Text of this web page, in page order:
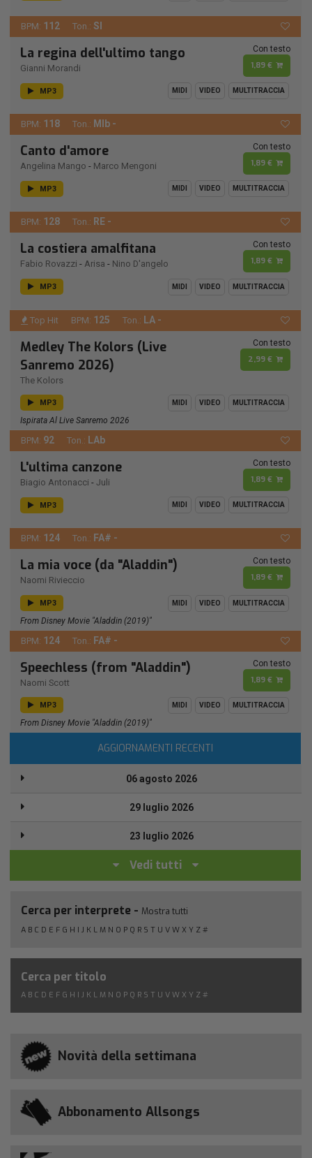
BPM: 112 Ton.: SI
La regina dell'ultimo tango
Gianni Morandi
Con testo
1,89 €
MP3 MIDI VIDEO MULTITRACCIA
BPM: 118 Ton.: MIb -
Canto d'amore
Angelina Mango - Marco Mengoni
Con testo
1,89 €
MP3 MIDI VIDEO MULTITRACCIA
BPM: 128 Ton.: RE -
La costiera amalfitana
Fabio Rovazzi - Arisa - Nino D'angelo
Con testo
1,89 €
MP3 MIDI VIDEO MULTITRACCIA
Top Hit BPM: 125 Ton.: LA -
Medley The Kolors (Live
Sanremo 2026)
The Kolors
Con testo
2,99 €
MP3 MIDI VIDEO MULTITRACCIA
Ispirata Al Live Sanremo 2026
BPM: 92 Ton.: LAb
L'ultima canzone
Biagio Antonacci - Juli
Con testo
1,89 €
MP3 MIDI VIDEO MULTITRACCIA
BPM: 124 Ton.: FA# -
La mia voce (da "Aladdin")
Naomi Rivieccio
Con testo
1,89 €
MP3 MIDI VIDEO MULTITRACCIA
From Disney Movie "Aladdin (2019)"
BPM: 124 Ton.: FA# -
Speechless (from "Aladdin")
Naomi Scott
Con testo
1,89 €
MP3 MIDI VIDEO MULTITRACCIA
From Disney Movie "Aladdin (2019)"
AGGIORNAMENTI RECENTI
06 agosto 2026
29 luglio 2026
23 luglio 2026
Vedi tutti
Cerca per interprete - Mostra tutti
A B C D E F G H I J K L M N O P Q R S T U V W X Y Z #
Cerca per titolo
A B C D E F G H I J K L M N O P Q R S T U V W X Y Z #
Novità della settimana
Abbonamento Allsongs